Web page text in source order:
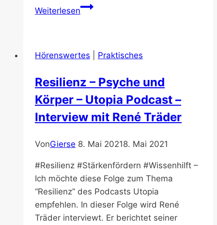
WeiterlesenGehirn
–
zu
Eins
Stephanie
–
Podcast
Hörenswertes Praktisches
Resilienz – Psyche und
Körper – Utopia Podcast –
Interview mit René Träder
VonGierse 8. Mai 20218. Mai 2021
#Resilienz #Stärkenfördern #Wissenhilft –
Ich möchte diese Folge zum Thema
“Resilienz” des Podcasts Utopia
empfehlen. In dieser Folge wird René
Träder interviewt. Er berichtet seiner